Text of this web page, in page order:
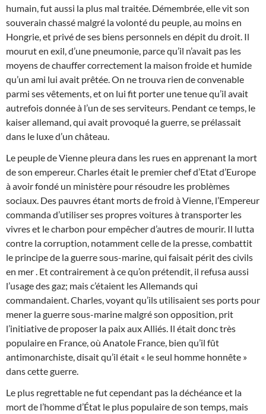
humain, fut aussi la plus mal traitée. Démembrée, elle vit son
souverain chassé malgré la volonté du peuple, au moins en
Hongrie, et privé de ses biens personnels en dépit du droit. Il
mourut en exil, d’une pneumonie, parce qu’il n’avait pas les
moyens de chauffer correctement la maison froide et humide
qu’un ami lui avait prêtée. On ne trouva rien de convenable
parmi ses vêtements, et on lui fit porter une tenue qu’il avait
autrefois donnée à l’un de ses serviteurs. Pendant ce temps, le
kaiser allemand, qui avait provoqué la guerre, se prélassait
dans le luxe d’un château.
Le peuple de Vienne pleura dans les rues en apprenant la mort
de son empereur. Charles était le premier chef d’Etat d’Europe
à avoir fondé un ministère pour résoudre les problèmes
sociaux. Des pauvres étant morts de froid à Vienne, l’Empereur
commanda d’utiliser ses propres voitures à transporter les
vivres et le charbon pour empêcher d’autres de mourir. Il lutta
contre la corruption, notamment celle de la presse, combattit
le principe de la guerre sous-marine, qui faisait périt des civils
en mer . Et contrairement à ce qu’on prétendit, il refusa aussi
l’usage des gaz; mais c’étaient les Allemands qui
commandaient. Charles, voyant qu’ils utilisaient ses ports pour
mener la guerre sous-marine malgré son opposition, prit
l’initiative de proposer la paix aux Alliés. Il était donc très
populaire en France, où Anatole France, bien qu’il fût
antimonarchiste, disait qu’il était « le seul homme honnête »
dans cette guerre.
Le plus regrettable ne fut cependant pas la déchéance et la
mort de l’homme d’État le plus populaire de son temps, mais